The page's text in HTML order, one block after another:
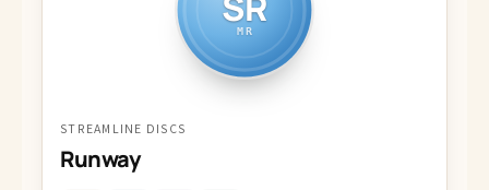
MR
STREAMLINE DISCS
Runway